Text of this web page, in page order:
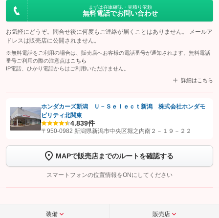
まずは在庫確認・見積り依頼
無料電話でお問い合わせ
お気軽にどうぞ。問合せ後に何度もご連絡が届くことはありません。 メールア
ドレスは販売店に公開されません。
※無料電話をご利用の場合は、販売店へお客様の電話番号が通知されます。無料電話
番号ご利用の際の注意点は こちら
IP電話、ひかり電話からはご利用いただけません。
詳細はこちら
【STEP1】認証画面でグーネットを友だち追加してから「許可する」ボタンを押
します
【STEP2】 トーク画面で
完了してください。
こちら
ホンダカーズ新潟 Ｕ－Ｓｅｌｅｃｔ新潟 株式会社ホンダモ
ビリティ北関東
4.839件
〒950-0982 新潟県新潟市中央区堀之内南２－１９－２２
MAPで販売店までのルートを確認する
スマートフォンの位置情報をONにしてください
装備 販売店